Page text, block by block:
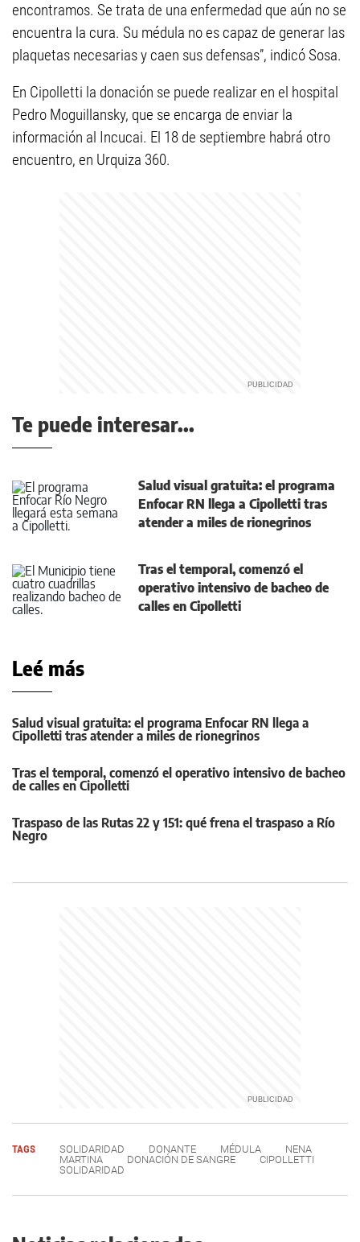
encontramos. Se trata de una enfermedad que aún no se
encuentra la cura. Su médula no es capaz de generar las
plaquetas necesarias y caen sus defensas”, indicó Sosa.
En Cipolletti la donación se puede realizar en el hospital
Pedro Moguillansky, que se encarga de enviar la
información al Incucai. El 18 de septiembre habrá otro
encuentro, en Urquiza 360.
Te puede interesar...
Salud visual gratuita: el programa
Enfocar RN llega a Cipolletti tras
atender a miles de rionegrinos
Tras el temporal, comenzó el
operativo intensivo de bacheo de
calles en Cipolletti
Leé más
Salud visual gratuita: el programa Enfocar RN llega a
Cipolletti tras atender a miles de rionegrinos
Tras el temporal, comenzó el operativo intensivo de bacheo
de calles en Cipolletti
Traspaso de las Rutas 22 y 151: qué frena el traspaso a Río
Negro
TAGS SOLIDARIDAD DONANTE MÉDULA
NENA
MARTINA
DONACIÓN DE SANGRE
CIPOLLETTI
SOLIDARIDAD